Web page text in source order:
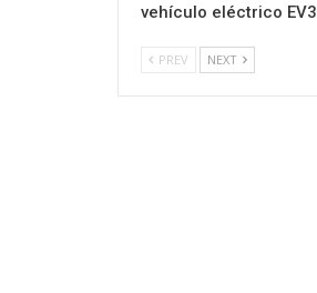
vehículo eléctrico EV3
PREV NEXT